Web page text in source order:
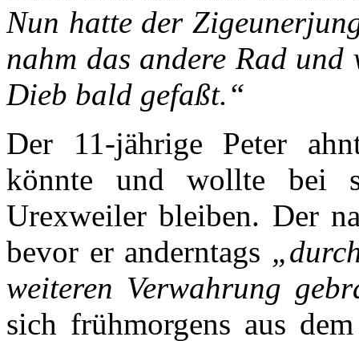
Nun hatte der
nahm das andere Rad und
Dieb bald gefaßt.“
Der 11-jährige Peter
könnte und wollte bei
Urexweiler bleiben. Der
bevor er anderntags
weiteren Verwahrung
sich frühmorgens aus